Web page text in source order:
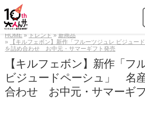
HOME トレンド
新商品
【キルフェボン】新作「フルーツジュレ ビジュ
を詰め合わせ お中元・サマーギフト発売
【キルフェボン】新作「フ
ビジュードペーシュ」 名
合わせ お中元・サマーギ